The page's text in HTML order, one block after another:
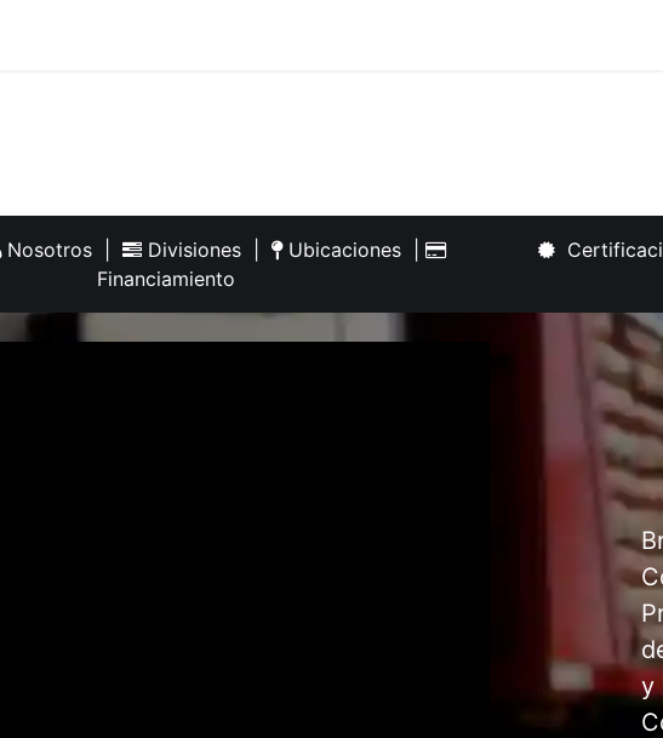
Nosotros Divisiones Ubicaciones
Financiamiento
y